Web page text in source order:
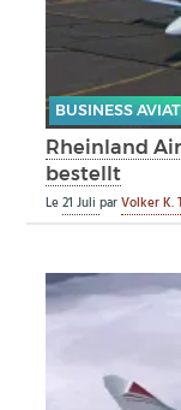
BUSINESS
Rheinland
bestellt
Le21 JuliparVolker K.